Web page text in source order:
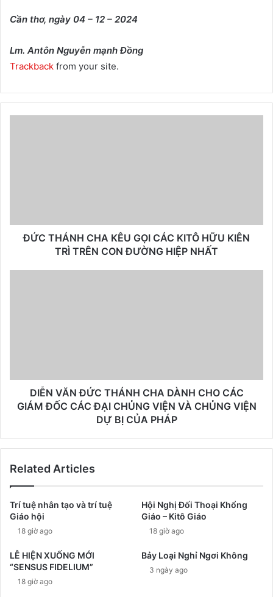
Cần thơ, ngày 04 – 12 – 2024
Lm. Antôn Nguyễn mạnh Đồng
Trackback from your site.
ĐỨC THÁNH CHA KÊU GỌI CÁC KITÔ HỮU KIÊN
TRÌ TRÊN CON ĐƯỜNG HIỆP NHẤT
DIỄN VĂN ĐỨC THÁNH CHA DÀNH CHO CÁC
GIÁM ĐỐC CÁC ĐẠI CHỦNG VIỆN VÀ CHỦNG VIỆN
DỰ BỊ CỦA PHÁP
Related Articles
Trí tuệ nhân tạo và trí tuệ
Giáo hội
18 giờ ago
Hội Nghị Đối Thoại Khổng
Giáo – Kitô Giáo
18 giờ ago
LỄ HIỆN XUỐNG MỚI
“SENSUS FIDELIUM”
18 giờ ago
Bảy Loại Nghỉ Ngơi Không
3 ngày ago